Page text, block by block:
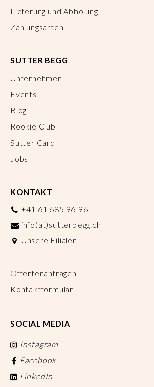
Lieferung und Abholung
Zahlungsarten
SUTTER BEGG
Unternehmen
Events
Blog
Rookie Club
Sutter Card
Jobs
KONTAKT
+41 61 685 96 96
info(at)sutterbegg.ch
Unsere Filialen
Offertenanfragen
Kontaktformular
SOCIAL MEDIA
Instagram
Facebook
LinkedIn